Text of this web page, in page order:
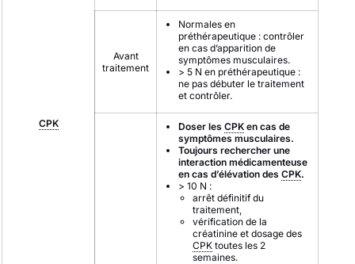
CPK
Avant
traitement
Normales en
préthérapeutique : contrôler
en cas d’apparition de
symptômes musculaires.
> 5 N en préthérapeutique :
ne pas débuter le traitement
et contrôler.
Doser les CPK en cas de
symptômes musculaires.
Toujours rechercher une
interaction médicamenteuse
en cas d’élévation des CPK.
> 10 N :
arrêt définitif du
traitement,
vérification de la
créatinine et dosage des
CPK toutes les 2
semaines.